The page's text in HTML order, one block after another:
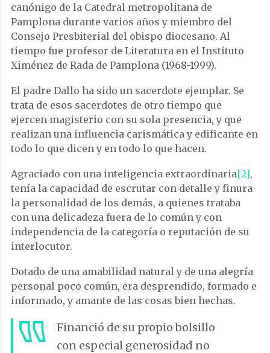
canónigo de la Catedral metropolitana de
Pamplona durante varios años y miembro del
Consejo Presbiterial del obispo diocesano. Al
tiempo fue profesor de Literatura en el Instituto
Ximénez de Rada de Pamplona (1968-1999).
El padre Dallo ha sido un sacerdote ejemplar. Se
trata de esos sacerdotes de otro tiempo que
ejercen magisterio con su sola presencia, y que
realizan una influencia carismática y edificante en
todo lo que dicen y en todo lo que hacen.
Agraciado con una inteligencia extraordinaria[2],
tenía la capacidad de escrutar con detalle y finura
la personalidad de los demás, a quienes trataba
con una delicadeza fuera de lo común y con
independencia de la categoría o reputación de su
interlocutor.
Dotado de una amabilidad natural y de una alegría
personal poco común, era desprendido, formado e
informado, y amante de las cosas bien hechas.
Financió de su propio bolsillo
con especial generosidad no